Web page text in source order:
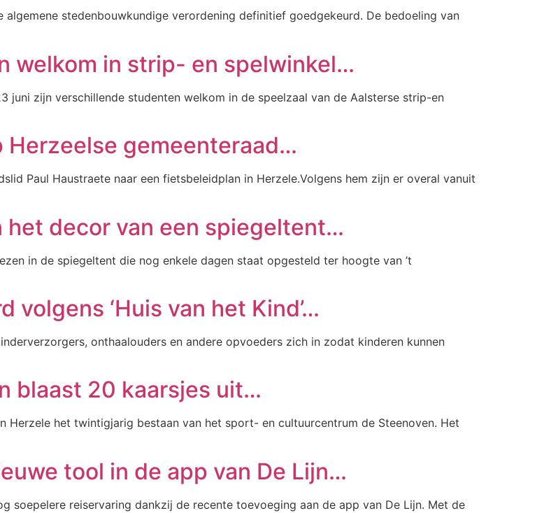
stedenbouwkundige verordening definitief goedgekeurd. De bedoeling van
welkom in strip- en spelwinkel…
juni zijn verschillende studenten welkom in de speelzaal van de Aalsterse strip-en
Herzeelse gemeenteraad…
Paul Haustraete naar een fietsbeleidplan in Herzele.Volgens hem zijn er overal vanuit
het decor van een spiegeltent…
in de spiegeltent die nog enkele dagen staat opgesteld ter hoogte van ’t
‘Huis van het Kind’…
onthaalouders en andere opvoeders zich in zodat kinderen kunnen
blaast 20 kaarsjes uit…
Herzele het twintigjarig bestaan van het sport- en cultuurcentrum de Steenoven. Het
tool in de app van De Lijn…
soepelere reiservaring dankzij de recente toevoeging aan de app van De Lijn. Met de